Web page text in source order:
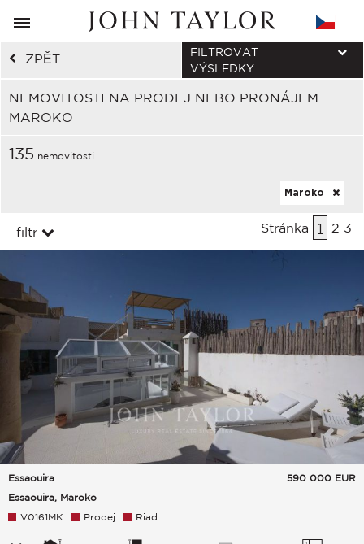
ZPĚT
NEMOVITOSTI NA PRODEJ NEBO PRONÁJEM
MAROKO
FILTROVAT
VÝSLEDKY
135 nemovitosti
Maroko
filtr Stránka 1 2 3
Essaouira
Essaouira, Maroko
590 000 EUR
V0161MK Prodej Riad